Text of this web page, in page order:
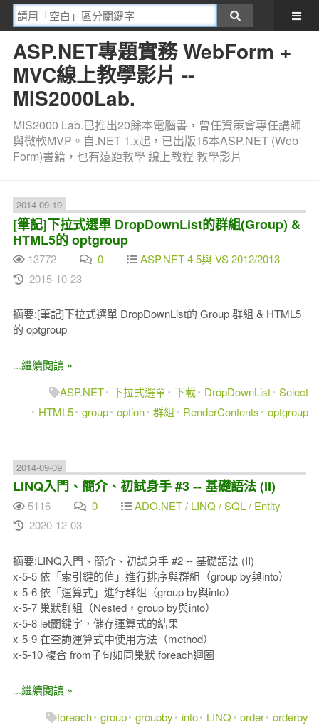
ASP.NET專題實務 WebForm +
MVC線上教學影片 --
MIS2000Lab.
MIS2000 Lab.已推出20餘本電腦書，曾任資策會專任講師
與微軟MVP。自.NET 1.x起，已出版15本ASP.NET (Web
Form)書籍，也有遠距教學 線上教程 教學影片
2014-09-19
[筆記]下拉式選單 DropDownList的群組(Group) &
HTML5的 optgroup
13772 0
ASP.NET 4.5與 VS 2012/2013
2015-10-23
摘要:[筆記]下拉式選單 DropDownList的 Group 群組 & HTML5
的 optgroup
...繼續閱讀 »
ASP.NET 下拉式選單 下載 DropDownList Select
HTML5 group option 群組 RenderContents optgroup
2014-09-09
LINQ入門、簡介、初試身手 #3 -- 基礎語法 (II)
5116 0
ADO.NET / LINQ / SQL / Entity
2020-12-03
摘要:LINQ入門、簡介、初試身手 #2 -- 基礎語法 (II)
x-5-5 依「索引鍵的值」進行排序與群組（group by與into）
x-5-6 依「運算式」進行群組（group by與into）
x-5-7 巢狀群組（Nested，group by與into）
x-5-8 let關鍵字，儲存運算式的結果
x-5-9 在查詢運算式中使用方法（method）
x-5-10 複合 from子句如同巢狀 foreach迴圈
...繼續閱讀 »
foreach group groupby into LINQ order orderby